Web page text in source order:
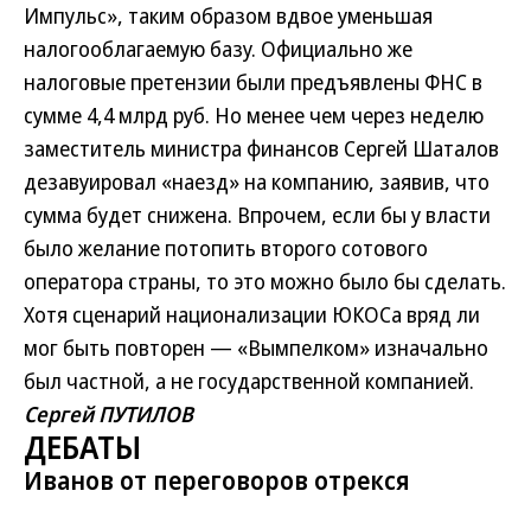
Импульс», таким образом вдвое уменьшая
налогооблагаемую базу. Официально же
налоговые претензии были предъявлены ФНС в
сумме 4,4 млрд руб. Но менее чем через неделю
заместитель министра финансов Сергей Шаталов
дезавуировал «наезд» на компанию, заявив, что
сумма будет снижена. Впрочем, если бы у власти
было желание потопить второго сотового
оператора страны, то это можно было бы сделать.
Хотя сценарий национализации ЮКОСа вряд ли
мог быть повторен — «Вымпелком» изначально
был частной, а не государственной компанией.
Сергей ПУТИЛОВ
ДЕБАТЫ
Иванов от переговоров отрекся